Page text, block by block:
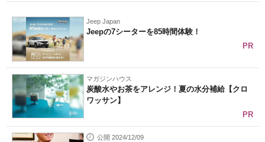
Jeep Japan
Jeepの7シーターを85時間体験！
PR
マガジンハウス
炭酸水やお茶をアレンジ！夏の水分補給【クロ
ワッサン】
PR
公開 2024/12/09